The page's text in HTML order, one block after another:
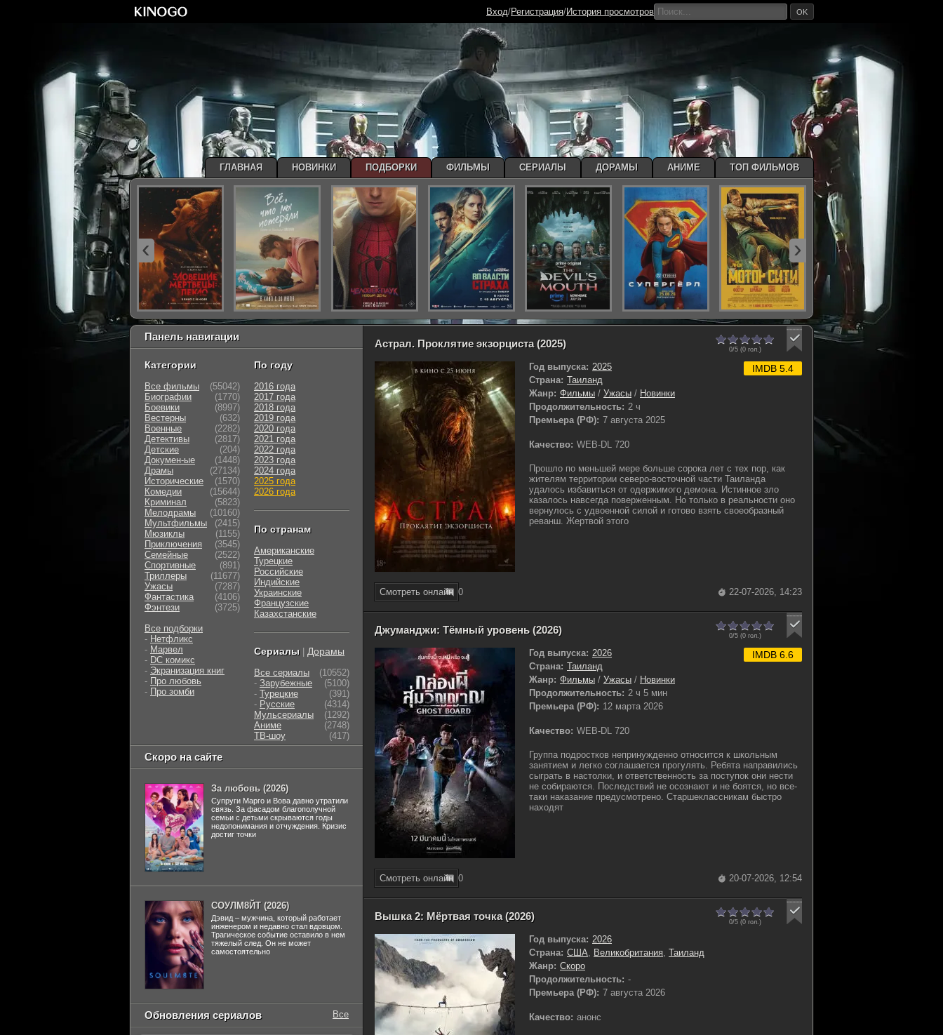
Астрал. Проклятие экзорциста (2025)
0/5 (0гол.)
Год выпуска: 2025
Страна: Таиланд
Жанр: Фильмы / Ужасы / Новинки
Продолжительность: 2 ч
Премьера (РФ): 7 августа 2025
Качество: WEB-DL 720
IMDB 5.4
Прошло по меньшей мере больше сорока лет с тех пор, как
жителям территории северо-восточной части Таиланда
удалось избавиться от одержимого демона. Истинное зло
казалось навсегда поверженным. Но только в реальности оно
вернулось с удвоенной силой и готово взять своеобразный
реванш. Жертвой этого
Смотреть онлайн 0 22-07-2026, 14:23
Джуманджи: Тёмный уровень (2026)
0/5 (0гол.)
Год выпуска: 2026
Страна: Таиланд
Жанр: Фильмы / Ужасы / Новинки
Продолжительность: 2 ч 5 мин
Премьера (РФ): 12 марта 2026
Качество: WEB-DL 720
IMDB 6.6
Группа подростков непринужденно относится к школьным
занятием и легко соглашается прогулять. Ребята направились
сыграть в настолки, и ответственность за поступок они нести
не собираются. Последствий не осознают и не боятся, но все-
таки наказание предусмотрено. Старшеклассникам быстро
находят
Смотреть онлайн 0 20-07-2026, 12:54
Вышка 2: Мёртвая точка (2026)
0/5 (0гол.)
Год выпуска: 2026
Страна: США, Великобритания, Таиланд
Жанр: Скоро
Продолжительность: -
Премьера (РФ): 7 августа 2026
Качество: анонс
Панель навигации
Категории
Все фильмы
(55042)
Биографии
(1770)
Боевики
(8997)
Вестерны
(632)
Военные
(2282)
Детективы
(2817)
Детские
(204)
Докумен-ые
(1448)
Драмы
(27134)
Исторические
(1570)
Комедии
(15644)
Криминал
(5823)
Мелодрамы
(10160)
Мультфильмы
(2415)
Мюзиклы
(1155)
Приключения
(3545)
Семейные
(2522)
Cпортивные
(891)
Триллеры
(11677)
Ужасы
(7287)
Фантастика
(4106)
Фэнтези
(3725)
Все подборки
- Нетфликс
- Марвел
- DC комикс
- Экранизация книг
- Про любовь
- Про зомби
По году
2016 года
2017 года
2018 года
2019 года
2020 года
2021 года
2022 года
2023 года
2024 года
2025 года
2026 года
По странам
Американские
Турецкие
Российские
Индийские
Украинские
Французские
Казахстанские
Сериалы Дорамы
Все сериалы
(10552)
- Зарубежные
(5100)
- Турецкие
(391)
- Русские
(4314)
Мульсериалы
(1292)
Аниме
(2748)
ТВ-шоу
(417)
Скоро на сайте
За любовь (2026)
Супруги Марго и Вова давно утратили
связь. За фасадом благополучной
семьи с детьми скрываются годы
недопонимания и отчуждения. Кризис
достиг точки
СОУЛМ8ЙТ (2026)
Дэвид – мужчина, который работает
инженером и недавно стал вдовцом.
Трагическое событие оставило в нем
тяжелый след. Он не может
самостоятельно
Обновления сериалов Все
ГЛАВНАЯ НОВИНКИ ПОДБОРКИ ФИЛЬМЫ СЕРИАЛЫ ДОРАМЫ АНИМЕ ТОП ФИЛЬМОВ
‹ ›
Вход/Регистрация/История просмотров OK